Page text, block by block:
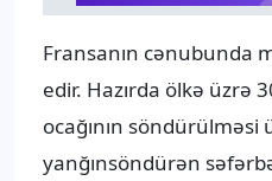
Fransanın cənubunda
edir. Hazırda ölkə üzrə
ocağının söndürülməsi
yanğınsöndürən